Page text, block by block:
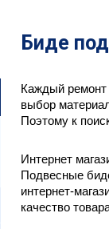
Биде
Каждый ремонт
выбор
Поэтому к
Интернет
Подвесные
интернет-
качество